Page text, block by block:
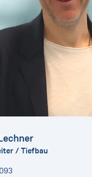
/ Tiefbau